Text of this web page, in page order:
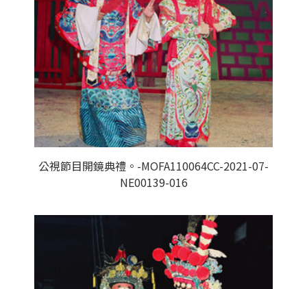
公視節目開鏡典禮。-MOFA110064CC-2021-07-
NE00139-016